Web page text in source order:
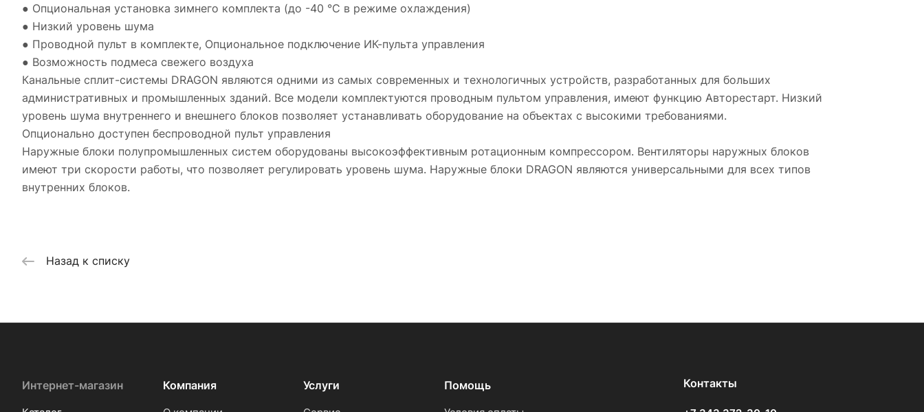
● Опциональная установка зимнего комплекта (до -40 °С в режиме охлаждения)
● Низкий уровень шума
● Проводной пульт в комплекте, Опциональное подключение ИК-пульта управления
● Возможность подмеса свежего воздуха
Канальные сплит-системы DRAGON являются одними из самых современных и технологичных устройств, разработанных для больших
административных и промышленных зданий. Все модели комплектуются проводным пультом управления, имеют функцию Авторестарт. Низкий
уровень шума внутреннего и внешнего блоков позволяет устанавливать оборудование на объектах с высокими требованиями.
Опционально доступен беспроводной пульт управления
Наружные блоки полупромышленных систем оборудованы высокоэффективным ротационным компрессором. Вентиляторы наружных блоков
имеют три скорости работы, что позволяет регулировать уровень шума. Наружные блоки DRAGON являются универсальными для всех типов
внутренних блоков.
Назад к списку
Интернет-магазин Компания Услуги Помощь Контакты